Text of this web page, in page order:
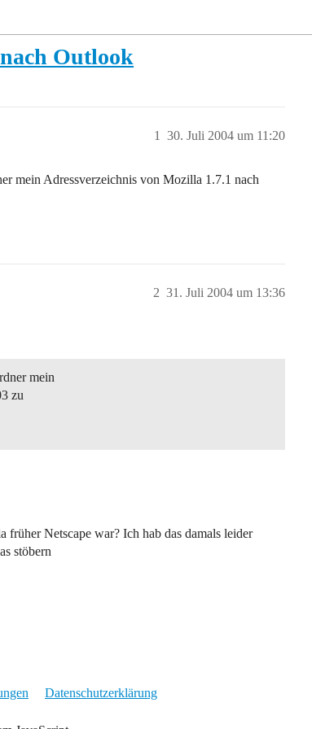
Outlook
30. Juli 2004 um 11:20
1
mein Adressverzeichnis von Mozilla 1.7.1 nach
31. Juli 2004 um 13:36
2
mein
zu
Netscape war? Ich hab das damals leider
stöbern
Datenschutzerklärung